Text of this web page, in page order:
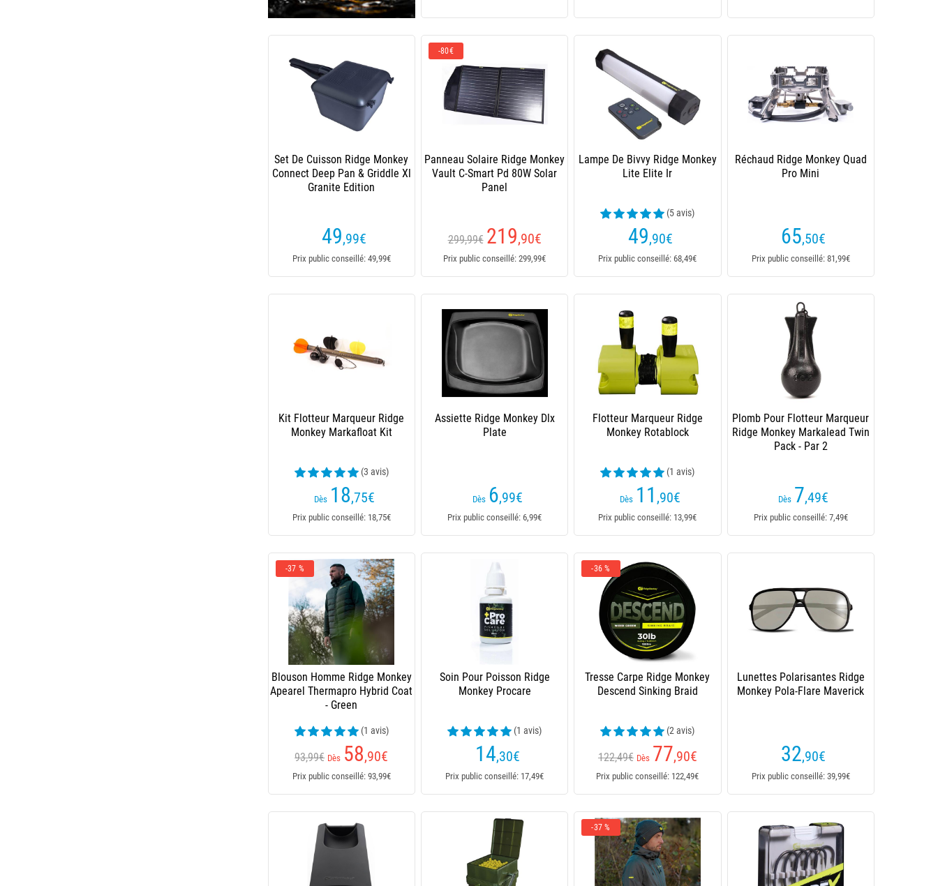
Set De Cuisson Ridge Monkey
Connect Deep Pan & Griddle Xl
Granite Edition
49,99€
Prix public conseillé: 49,99€
-80€
Panneau Solaire Ridge Monkey
Vault C-Smart Pd 80W Solar
Panel
299,99€ 219,90€
Prix public conseillé: 299,99€
Lampe De Bivvy Ridge Monkey
Lite Elite Ir
(5 avis)
49,90€
Prix public conseillé: 68,49€
Réchaud Ridge Monkey Quad
Pro Mini
65,50€
Prix public conseillé: 81,99€
Kit Flotteur Marqueur Ridge
Monkey Markafloat Kit
(3 avis)
Dès 18,75€
Prix public conseillé: 18,75€
Assiette Ridge Monkey Dlx
Plate
Dès 6,99€
Prix public conseillé: 6,99€
Flotteur Marqueur Ridge
Monkey Rotablock
(1 avis)
Dès 11 ,90€
Prix public conseillé: 13,99€
Plomb Pour Flotteur Marqueur
Ridge Monkey Markalead Twin
Pack - Par 2
Dès 7,49€
Prix public conseillé: 7,49€
-37 %
Blouson Homme Ridge Monkey
Apearel Thermapro Hybrid Coat
- Green
(1 avis)
93,99€ Dès 58,90€
Prix public conseillé: 93,99€
Soin Pour Poisson Ridge
Monkey Procare
(1 avis)
14,30€
Prix public conseillé: 17,49€
-36 %
Tresse Carpe Ridge Monkey
Descend Sinking Braid
(2 avis)
122,49€ Dès 77,90€
Prix public conseillé: 122,49€
Lunettes Polarisantes Ridge
Monkey Pola-Flare Maverick
32,90€
Prix public conseillé: 39,99€
-37 %